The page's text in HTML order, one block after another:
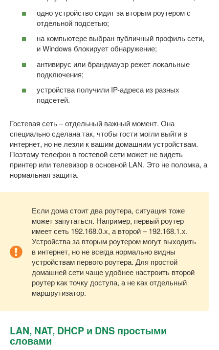
одно устройство сидит за вторым роутером с
отдельной подсетью;
на компьютере выбран публичный профиль сети,
и Windows блокирует обнаружение;
антивирус или брандмауэр режет локальные
подключения;
устройства получили IP-адреса из разных
подсетей.
Гостевая сеть – отдельный важный момент. Она
специально сделана так, чтобы гости могли выйти в
интернет, но не лезли к вашим домашним устройствам.
Поэтому телефон в гостевой сети может не видеть
принтер или телевизор в основной LAN. Это не поломка, а
нормальная защита.
Если дома стоит два роутера, ситуация тоже
может запутаться. Например, первый роутер
имеет сеть 192.168.0.x, а второй – 192.168.1.x.
Устройства за вторым роутером могут выходить
в интернет, но не всегда нормально видны
устройствам первого роутера. Для простой
домашней сети чаще удобнее настроить второй
роутер как точку доступа, а не как отдельный
маршрутизатор.
LAN, NAT, DHCP и DNS простыми
словами